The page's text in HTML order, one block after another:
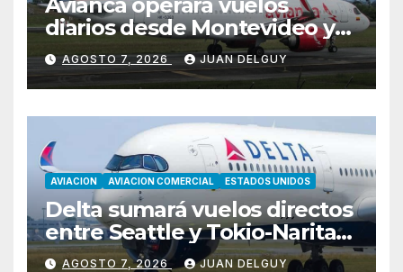
diarios desde Montevideo y
Asunción hacia Bogotá
AGOSTO 7, 2026 JUAN DELGUY
AVIACION AVIACION COMERCIAL ESTADOS UNIDOS
Delta sumará vuelos directos
entre Seattle y Tokio-Narita
desde marzo de 2027
AGOSTO 7, 2026 JUAN DELGUY